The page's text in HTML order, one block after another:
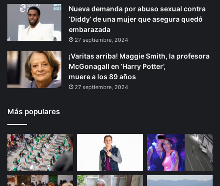
Nueva demanda por abuso sexual contra
‘Diddy’ de una mujer que asegura quedó
embarazada
27 septiembre, 2024
¡Varitas arriba! Maggie Smith, la profesora
McGonagall en ‘Harry Potter’,
muere a los 89 años
27 septiembre, 2024
Más populares